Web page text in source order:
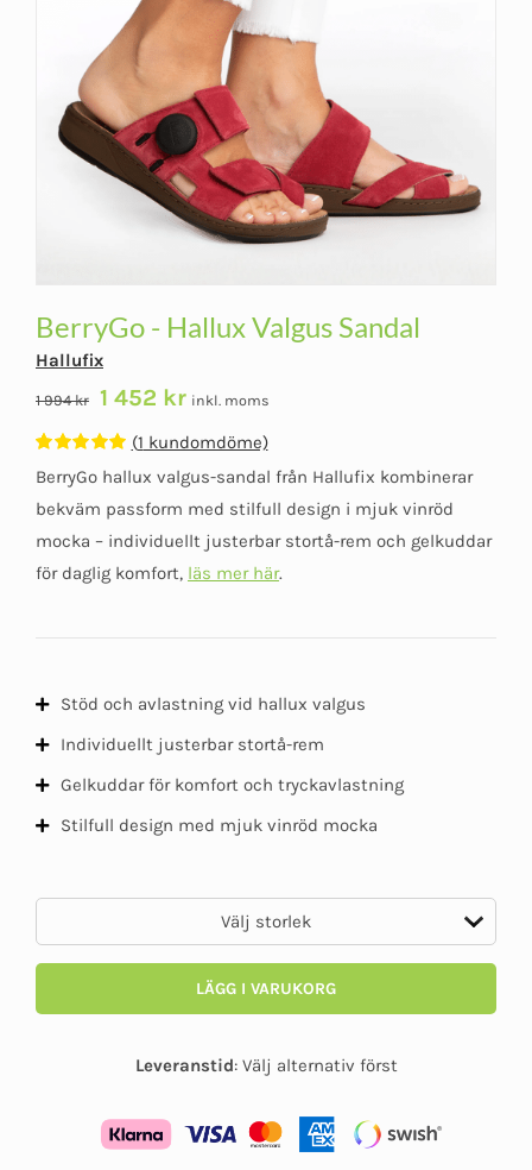
BerryGo - Hallux Valgus Sandal
Hallufix
1 994kr Det
priset
var:
1
994 kr.
1 452 krDet
priset
är:
1
452 kr.
inkl. moms
Betygsatt
5.00av 5
baserat på
1
kundomdöme
(1 kundomdöme)
BerryGo hallux valgus-sandal från Hallufix kombinerar
bekväm passform med stilfull design i mjuk vinröd
mocka – individuellt justerbar stortå-rem och gelkuddar
för daglig komfort, läs mer här.
Stöd och avlastning vid hallux valgus
Individuellt justerbar stortå-rem
Gelkuddar för komfort och tryckavlastning
Stilfull design med mjuk vinröd mocka
LÄGG I VARUKORG
Leveranstid: Välj alternativ först